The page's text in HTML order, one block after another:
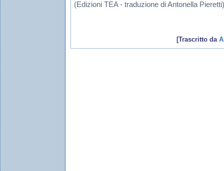
(Edizioni TEA - traduzione di Antonella Pieretti)
[Trascritto da